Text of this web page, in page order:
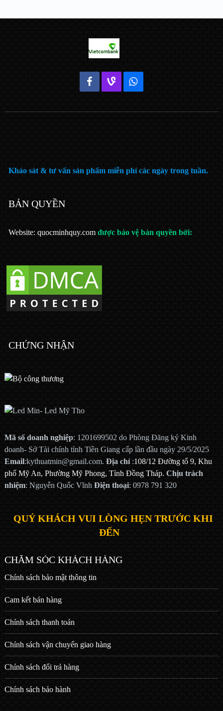
Khảo sát & tư vấn sản phẩm miễn phí các ngày trong tuần.
BẢN QUYỀN
Website: quocminhquy.comđược bảo vệ bản quyền bởi:
CHỨNG NHẬN
Mã số doanh nghiệp: 1201699502 do Phòng Đăng ký Kinh
doanh- Sở Tài chính tỉnh Tiền Giang cấp lần đầu ngày 29/5/2025
Email:kythuatmin@gmail.com. Địa chỉ:108/12 Đường tổ 9, Khu
phố Mỹ An, Phường Mỹ Phong, Tỉnh Đồng Tháp. Chịu trách
nhiệm: Nguyễn Quốc Vĩnh Điện thoại: 0978 791 320
QUÝ KHÁCH VUI LÒNG HẸN TRƯỚC KHI
ĐẾN
CHĂM SÓC KHÁCH HÀNG
Chính sách bảo mật thông tin
Cam kết bán hàng
Chính sách thanh toán
Chính sách vận chuyển giao hàng
Chính sách đổi trả hàng
Chính sách bảo hành